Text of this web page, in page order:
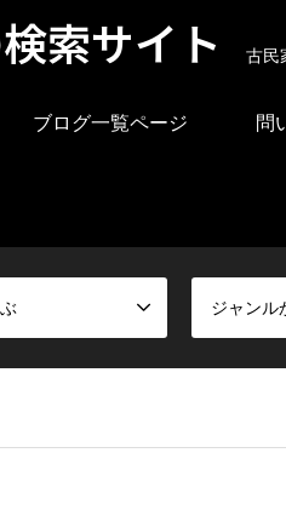
索サイト 古民
ブログ一覧ページ 問
ジャンル